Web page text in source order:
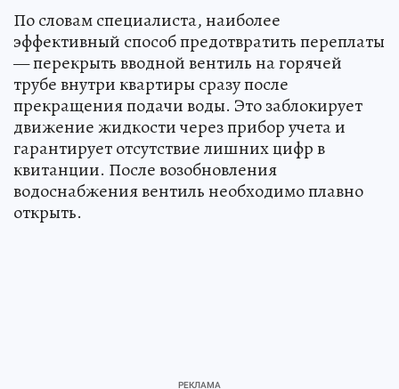
По словам специалиста, наиболее
эффективный способ предотвратить переплаты
— перекрыть вводной вентиль на горячей
трубе внутри квартиры сразу после
прекращения подачи воды. Это заблокирует
движение жидкости через прибор учета и
гарантирует отсутствие лишних цифр в
квитанции. После возобновления
водоснабжения вентиль необходимо плавно
открыть.